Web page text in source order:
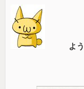
よう出